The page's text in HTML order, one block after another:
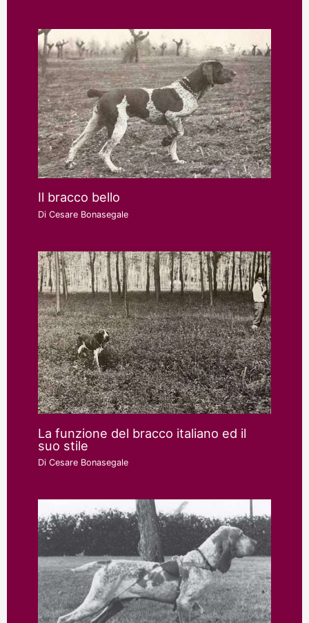
Il bracco bello
DiCesare Bonasegale
La funzione del bracco italiano ed il
suo stile
DiCesare Bonasegale